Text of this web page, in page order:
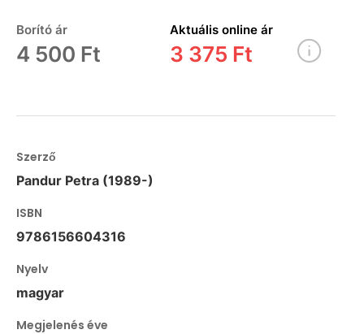
Borító ár
4 500 Ft
Aktuális online ár
3 375 Ft
Szerző
Pandur Petra (1989-)
ISBN
9786156604316
Nyelv
magyar
Megjelenés éve